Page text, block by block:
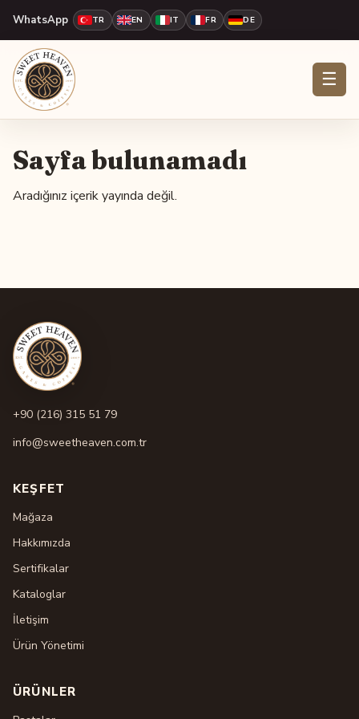
WhatsApp TR EN IT FR DE
☰
Sayfa bulunamadı
Aradığınız içerik yayında değil.
+90 (216) 315 51 79
info@sweetheaven.com.tr
KEŞFET
Mağaza
Hakkımızda
Sertifikalar
Kataloglar
İletişim
Ürün Yönetimi
ÜRÜNLER